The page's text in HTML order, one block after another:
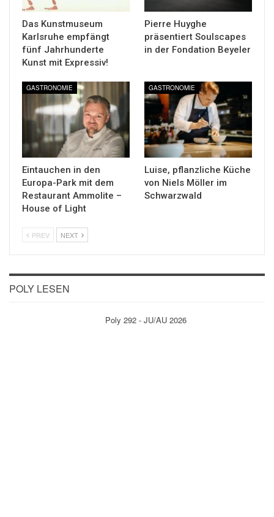
Das Kunstmuseum
Karlsruhe empfängt
fünf Jahrhunderte
Kunst mit Expressiv!
Pierre Huyghe
präsentiert Soulscapes
in der Fondation Beyeler
GASTRONOMIE
Eintauchen in den
Europa-Park mit dem
Restaurant Ammolite –
House of Light
GASTRONOMIE
Luise, pflanzliche Küche
von Niels Möller im
Schwarzwald
PREV NEXT
POLY LESEN
Poly 292 - JU/AU 2026